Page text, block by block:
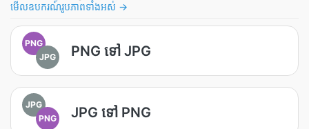
មើលឧបករណ៍រូបភាពទាំងអស់ →
PNG
JPG
PNG ទៅ JPG
JPG
PNG
JPG ទៅ PNG